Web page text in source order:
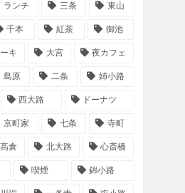
ランチ 三条 東山
千本 紅茶 御池
キ 大宮 夜カフェ
島原 二条 姉小路
西大路 ドーナツ
京町家 七条 寺町
高倉 北大路 心斎橋
喫煙 錦小路